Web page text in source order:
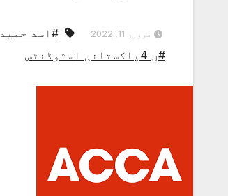
فروری 11, 2022 #اسد
#ں 4پاکستانی اسٹوڈنٹس